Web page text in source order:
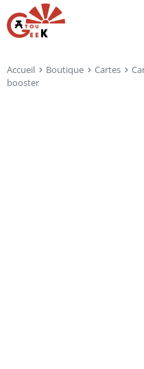
Accueil Boutique Cartes
booster